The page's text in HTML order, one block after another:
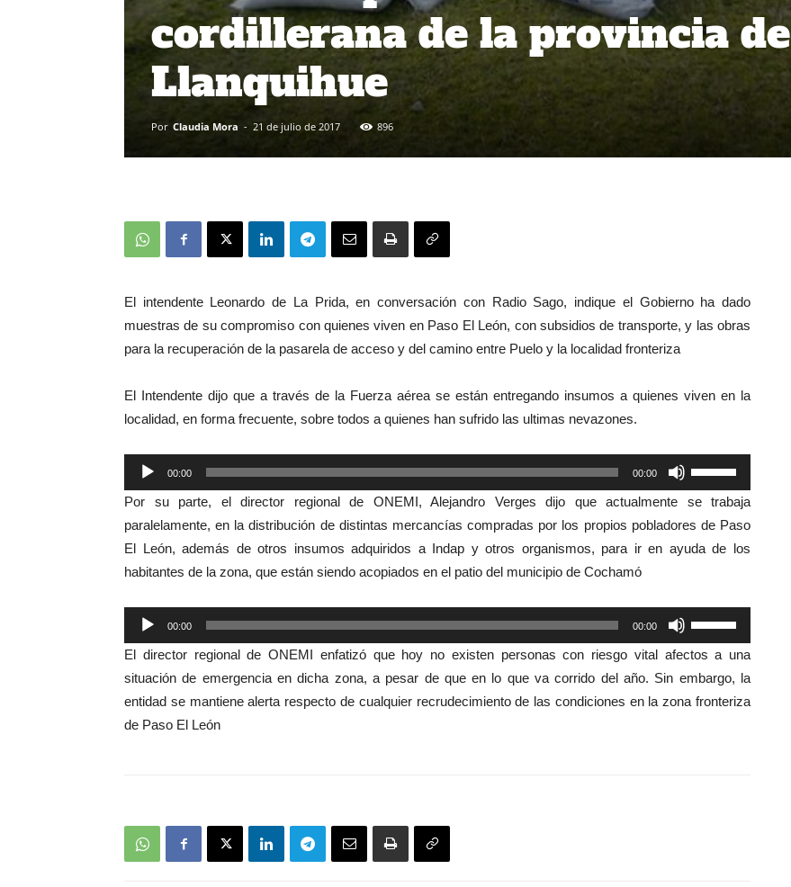
cordillerana de la provincia de
Llanquihue
Por Claudia Mora - 21 de julio de 2017 896
El intendente Leonardo de La Prida, en conversación con Radio Sago, indique el Gobierno ha dado
muestras de su compromiso con quienes viven en Paso El León, con subsidios de transporte, y las obras
para la recuperación de la pasarela de acceso y del camino entre Puelo y la localidad fronteriza
El Intendente dijo que a través de la Fuerza aérea se están entregando insumos a quienes viven en la
localidad, en forma frecuente, sobre todos a quienes han sufrido las ultimas nevazones.
Reproductor
de
audio
00:00 00:00
las
teclas
de
flecha
para
aumentar
o
disminuir
el
Por su parte, el director regional de ONEMI, Alejandro Verges dijo que actualmente se trabaja
paralelamente, en la distribución de distintas mercancías compradas por los propios pobladores de Paso
El León, además de otros insumos adquiridos a Indap y otros organismos, para ir en ayuda de los
habitantes de la zona, que están siendo acopiados en el patio del municipio de Cochamó
Reproductor
de
audio
00:00 00:00
las
teclas
de
flecha
El director regional de ONEMI enfatizó que hoy no existen personas con riesgo vital afectos a una
situación de emergencia en dicha zona, a pesar de que en lo que va corrido del año. Sin embargo, la
entidad se mantiene alerta respecto de cualquier recrudecimiento de las condiciones en la zona fronteriza
de Paso El León